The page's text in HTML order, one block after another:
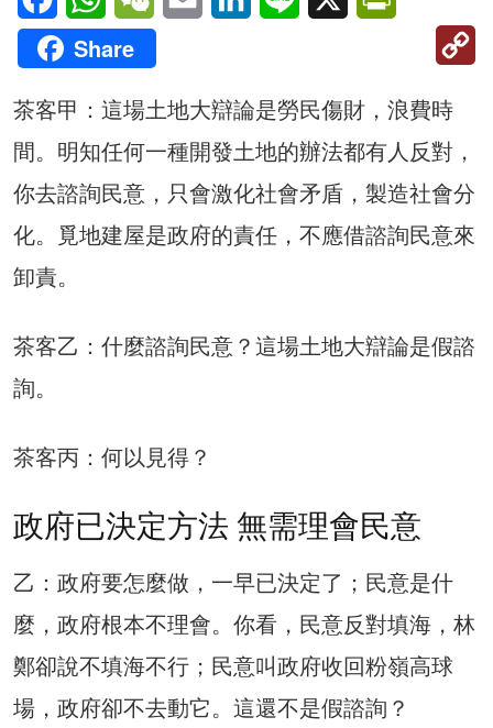
Share
茶客甲：這場土地大辯論是勞民傷財，浪費時
間。明知任何一種開發土地的辦法都有人反對，
你去諮詢民意，只會激化社會矛盾，製造社會分
化。覓地建屋是政府的責任，不應借諮詢民意來
卸責。
茶客乙：什麼諮詢民意？這場土地大辯論是假諮
詢。
茶客丙：何以見得？
政府已決定方法 無需理會民意
乙：政府要怎麼做，一早已決定了；民意是什
麼，政府根本不理會。你看，民意反對填海，林
鄭卻說不填海不行；民意叫政府收回粉嶺高球
場，政府卻不去動它。這還不是假諮詢？